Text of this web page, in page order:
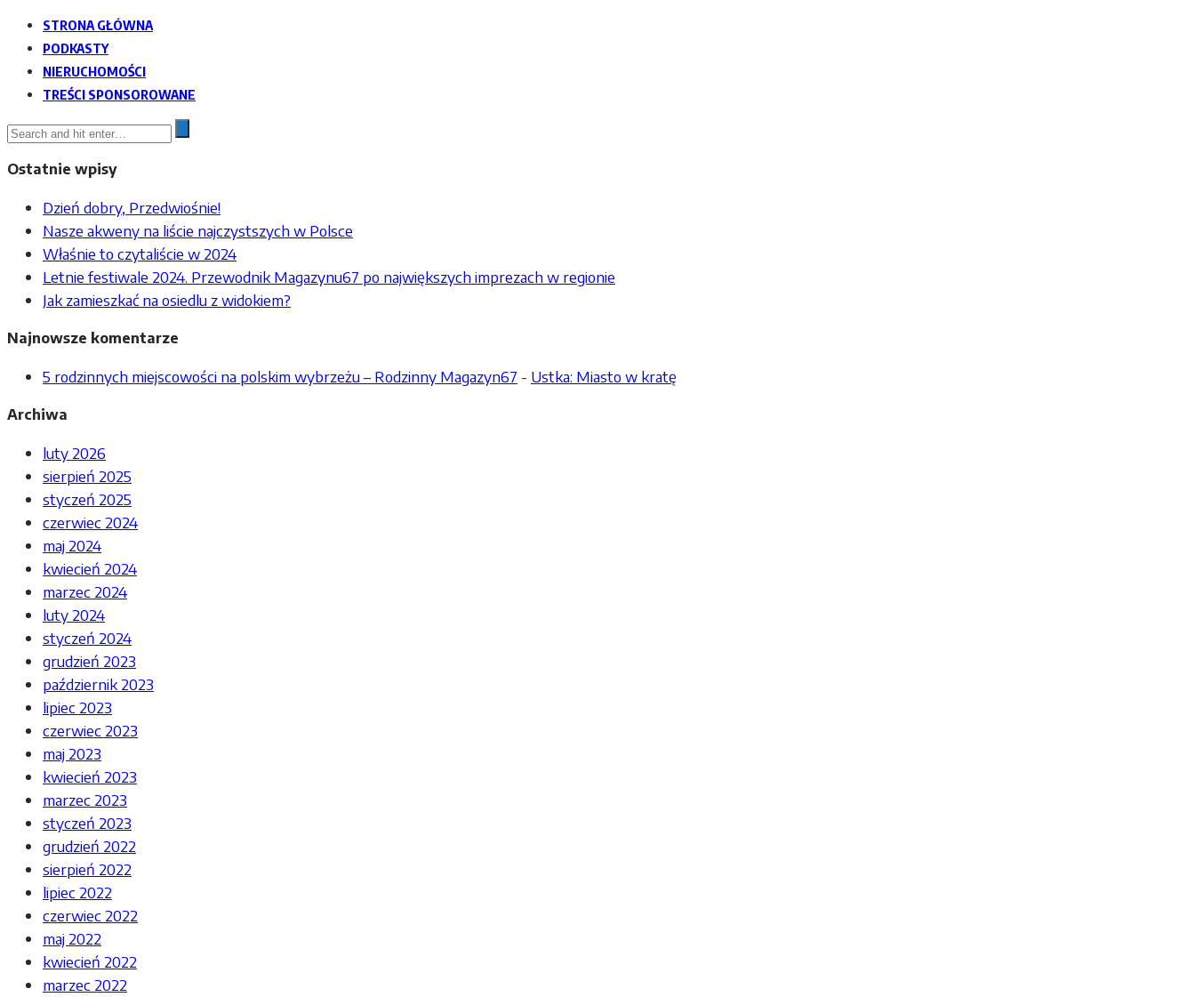
STRONA GŁÓWNA
PODKASTY
NIERUCHOMOŚCI
TREŚCI SPONSOROWANE
Ostatnie wpisy
Dzień dobry, Przedwiośnie!
Nasze akweny na liście najczystszych w Polsce
Właśnie to czytaliście w 2024
Letnie festiwale 2024. Przewodnik Magazynu67 po największych imprezach w regionie
Jak zamieszkać na osiedlu z widokiem?
Najnowsze komentarze
5 rodzinnych miejscowości na polskim wybrzeżu – Rodzinny Magazyn67 - Ustka: Miasto w kratę
Archiwa
luty 2026
sierpień 2025
styczeń 2025
czerwiec 2024
maj 2024
kwiecień 2024
marzec 2024
luty 2024
styczeń 2024
grudzień 2023
październik 2023
lipiec 2023
czerwiec 2023
maj 2023
kwiecień 2023
marzec 2023
styczeń 2023
grudzień 2022
sierpień 2022
lipiec 2022
czerwiec 2022
maj 2022
kwiecień 2022
marzec 2022